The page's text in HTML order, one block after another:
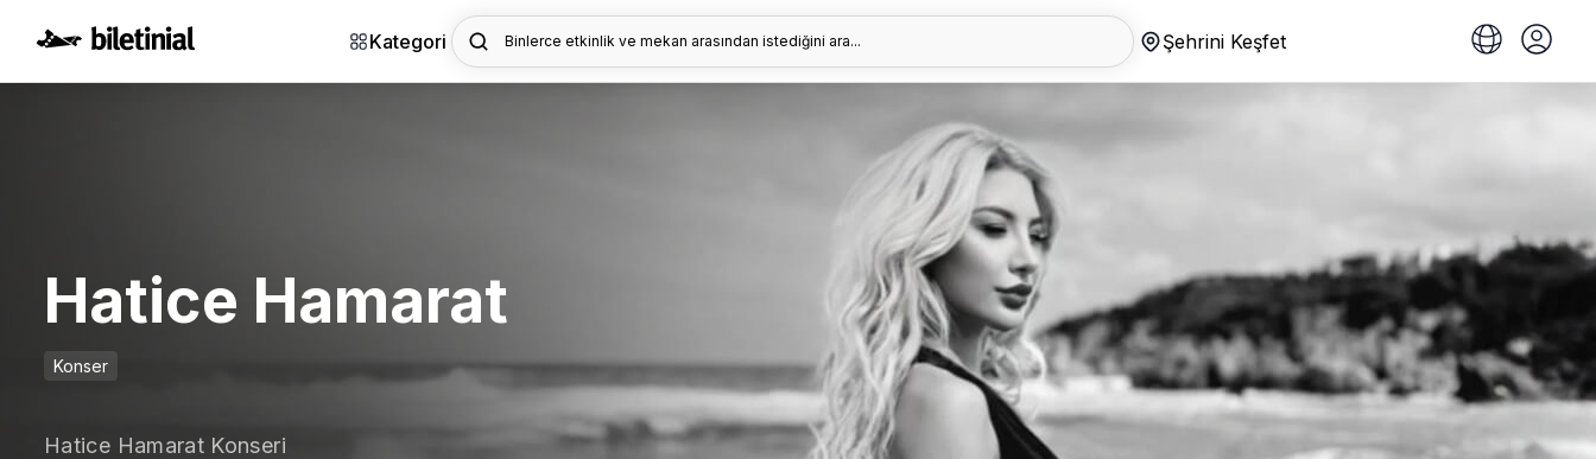
Kategori Binlerce etkinlik ve mekan arasından istediğini ara... Şehrini Keşfet
Hatice Hamarat
Konser
Hatice Hamarat Konseri